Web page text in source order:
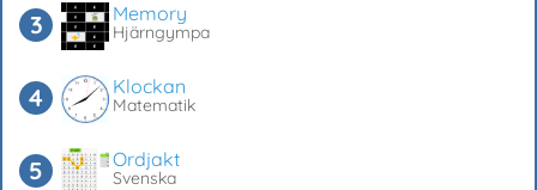
Memory
Hjärngympa
Klockan
Matematik
Ordjakt
Svenska